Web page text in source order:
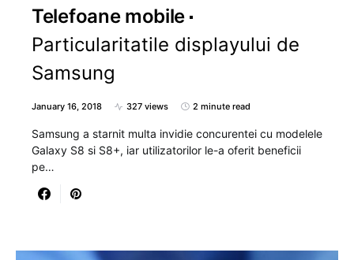
Telefoane mobile
Particularitatile displayului de
Samsung
January 16, 2018 327 views 2 minute read
Samsung a starnit multa invidie concurentei cu modelele
Galaxy S8 si S8+, iar utilizatorilor le-a oferit beneficii
pe…